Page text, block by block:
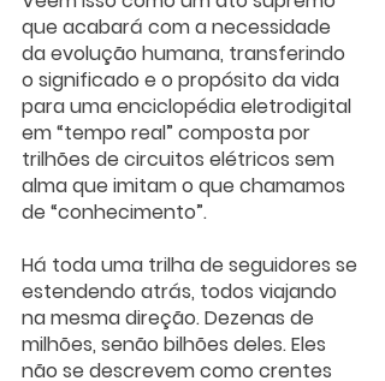
que acabará com a necessidade
da evolução humana, transferindo
o significado e o propósito da vida
para uma enciclopédia eletrodigital
em “tempo real” composta por
trilhões de circuitos elétricos sem
alma que imitam o que chamamos
de “conhecimento”.
Há toda uma trilha de seguidores se
estendendo atrás, todos viajando
na mesma direção. Dezenas de
milhões, senão bilhões deles. Eles
não se descrevem como crentes